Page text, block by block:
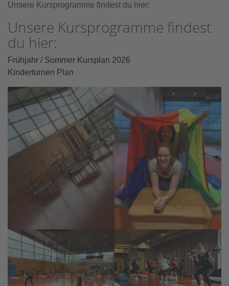
Unsere Kursprogramme findest du hier:
Unsere Kursprogramme findest
du hier:
Frühjahr / Sommer Kursplan 2026
Kinderturnen Plan